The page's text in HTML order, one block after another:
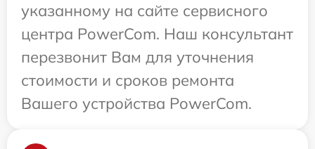
указанному на сайте сервисного
центра PowerCom. Наш консультант
перезвонит Вам для уточнения
стоимости и сроков ремонта
Вашего устройства PowerCom.